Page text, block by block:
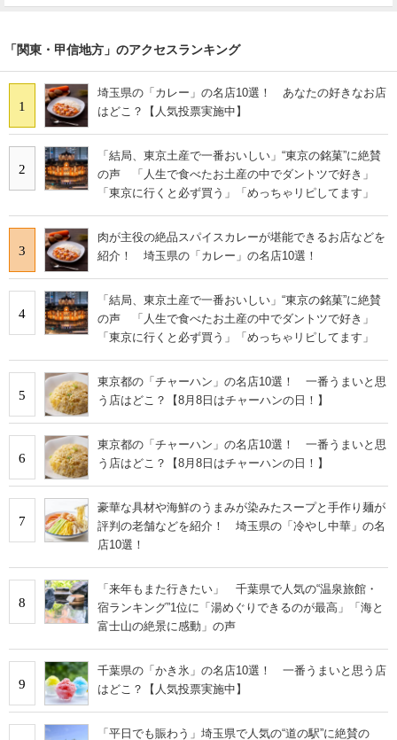
「関東・甲信地方」のアクセスランキング
1
埼玉県の「カレー」の名店10選！ あなたの好きなお店
はどこ？【人気投票実施中】
2
「結局、東京土産で一番おいしい」“東京の銘菓”に絶賛
の声 「人生で食べたお土産の中でダントツで好き」
「東京に行くと必ず買う」「めっちゃリピしてます」
3
肉が主役の絶品スパイスカレーが堪能できるお店などを
紹介！ 埼玉県の「カレー」の名店10選！
4
「結局、東京土産で一番おいしい」“東京の銘菓”に絶賛
の声 「人生で食べたお土産の中でダントツで好き」
「東京に行くと必ず買う」「めっちゃリピしてます」
5
東京都の「チャーハン」の名店10選！ 一番うまいと思
う店はどこ？【8月8日はチャーハンの日！】
6
東京都の「チャーハン」の名店10選！ 一番うまいと思
う店はどこ？【8月8日はチャーハンの日！】
7
豪華な具材や海鮮のうまみが染みたスープと手作り麺が
評判の老舗などを紹介！ 埼玉県の「冷やし中華」の名
店10選！
8
「来年もまた行きたい」 千葉県で人気の“温泉旅館・
宿ランキング”1位に「湯めぐりできるのが最高」「海と
富士山の絶景に感動」の声
9
千葉県の「かき氷」の名店10選！ 一番うまいと思う店
はどこ？【人気投票実施中】
「平日でも賑わう」埼玉県で人気の“道の駅”に絶賛の